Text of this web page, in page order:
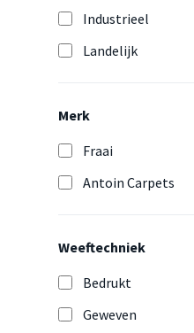
Industrieel
Landelijk
Merk
Fraai
Antoin Carpets
Weeftechniek
Bedrukt
Geweven